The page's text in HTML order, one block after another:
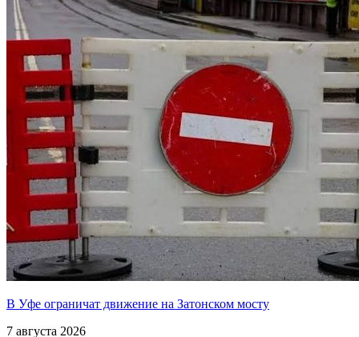
В Уфе ограничат движение на Затонском мосту
7 августа 2026